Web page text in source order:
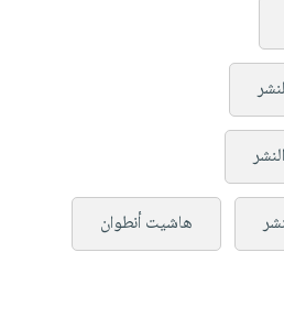
هاشيت أنطوان